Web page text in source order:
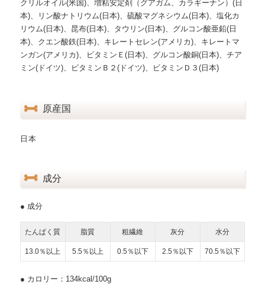
クリルオイル(米国)、増粘安定剤（グアガム、カラギーナン）(日
本)、リン酸ナトリウム(日本)、硫酸マグネシウム(日本)、塩化カ
リウム(日本)、昆布(日本)、タウリン(日本)、グルコン酸亜鉛(日
本)、クエン酸鉄(日本)、キレートセレン(アメリカ)、キレートマ
ンガン(アメリカ)、ビタミンＥ(日本)、グルコン酸銅(日本)、チア
ミン(ドイツ)、ビタミンＢ２(ドイツ)、ビタミンＤ３(日本)
原産国
日本
成分
● 成分
たんぱく質 脂質 粗繊維 灰分 水分
13.0％以上 5.5％以上 0.5％以下 2.5％以下 70.5％以下
● カロリー：134kcal/100g